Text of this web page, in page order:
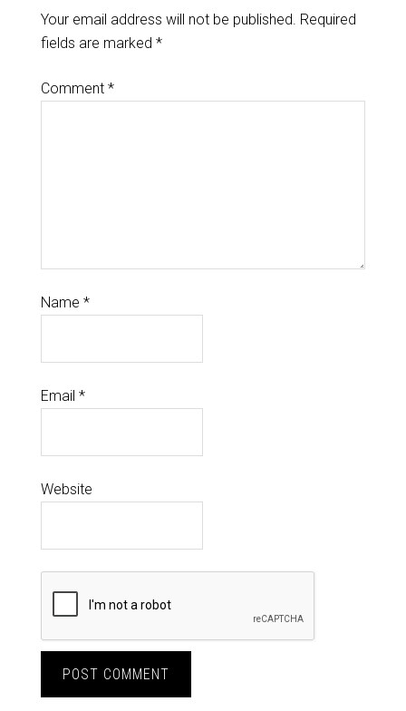
Your email address will not be published. Required
fields are marked *
Comment *
Name *
Email *
Website